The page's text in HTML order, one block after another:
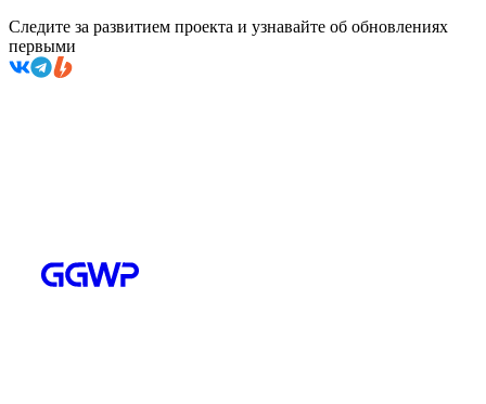
Следите за развитием проекта и узнавайте об обновлениях
первыми